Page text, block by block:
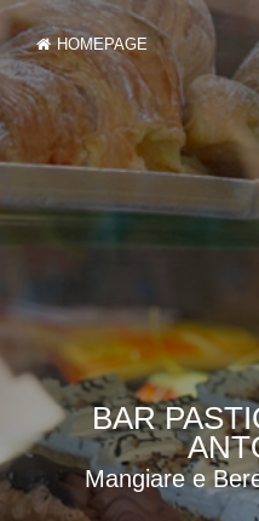
HOMEPAGE
BAR
Mangiare e